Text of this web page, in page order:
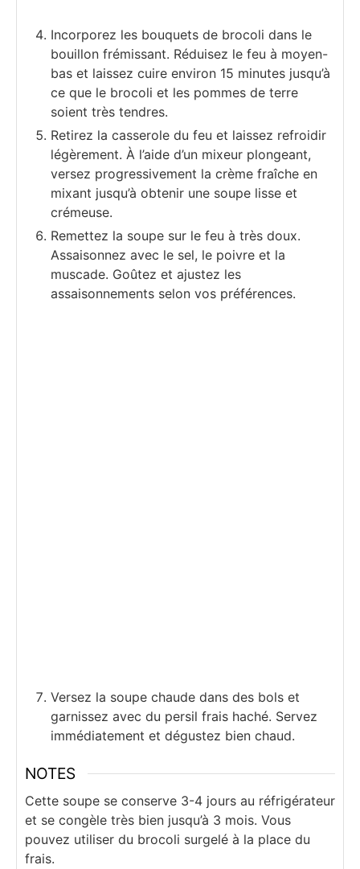
Incorporez les bouquets de brocoli dans le
bouillon frémissant. Réduisez le feu à moyen-
bas et laissez cuire environ 15 minutes jusqu’à
ce que le brocoli et les pommes de terre
soient très tendres.
Retirez la casserole du feu et laissez refroidir
légèrement. À l’aide d’un mixeur plongeant,
versez progressivement la crème fraîche en
mixant jusqu’à obtenir une soupe lisse et
crémeuse.
Remettez la soupe sur le feu à très doux.
Assaisonnez avec le sel, le poivre et la
muscade. Goûtez et ajustez les
assaisonnements selon vos préférences.
Versez la soupe chaude dans des bols et
garnissez avec du persil frais haché. Servez
immédiatement et dégustez bien chaud.
NOTES
Cette soupe se conserve 3-4 jours au réfrigérateur
et se congèle très bien jusqu’à 3 mois. Vous
pouvez utiliser du brocoli surgelé à la place du
frais.